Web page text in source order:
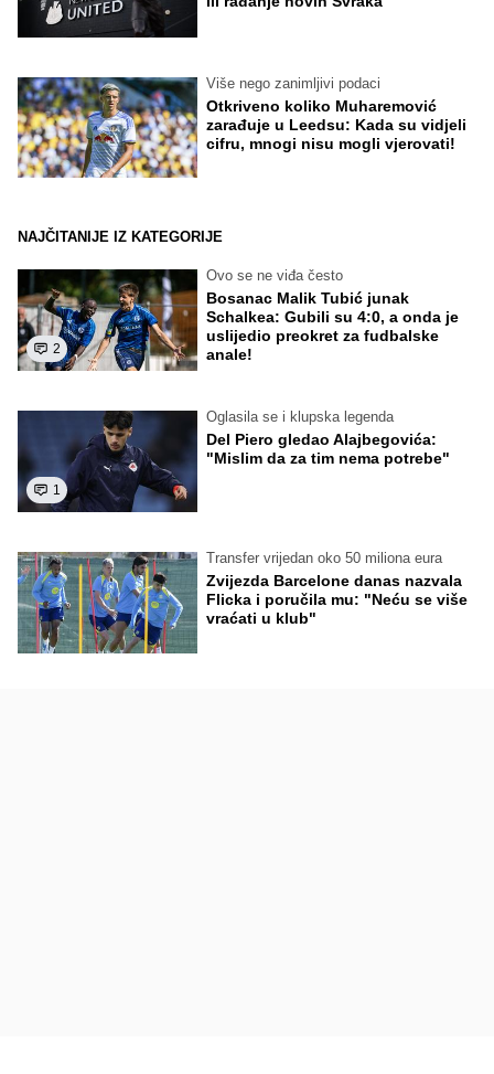
Više nego zanimljivi podaci
Otkriveno koliko Muharemović
zarađuje u Leedsu: Kada su vidjeli
cifru, mnogi nisu mogli vjerovati!
NAJČITANIJE IZ KATEGORIJE
2
Ovo se ne viđa često
Bosanac Malik Tubić junak
Schalkea: Gubili su 4:0, a onda je
uslijedio preokret za fudbalske
anale!
1
Oglasila se i klupska legenda
Del Piero gledao Alajbegovića:
"Mislim da za tim nema potrebe"
Transfer vrijedan oko 50 miliona eura
Zvijezda Barcelone danas nazvala
Flicka i poručila mu: "Neću se više
vraćati u klub"